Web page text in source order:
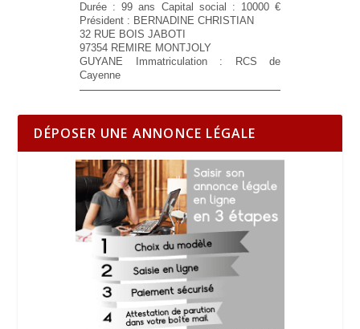
Durée :99 ans Capital social : 10000 €
Président : BERNADINE CHRISTIAN
32 RUE BOIS JABOTI
97354 REMIRE MONTJOLY
GUYANE Immatriculation :
RCS de
Cayenne
DÉPOSER UNE ANNONCE LÉGALE